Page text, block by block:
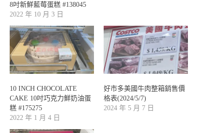
8吋新鮮藍莓蛋糕 #138045
2022 年 10 月 3 日
10 INCH CHOCOLATE
CAKE 10吋巧克力鮮奶油蛋
糕 #175275
2022 年 1 月 4 日
好市多美國牛肉整箱銷售價
格表(2024/5/7)
2024 年 5 月 7 日